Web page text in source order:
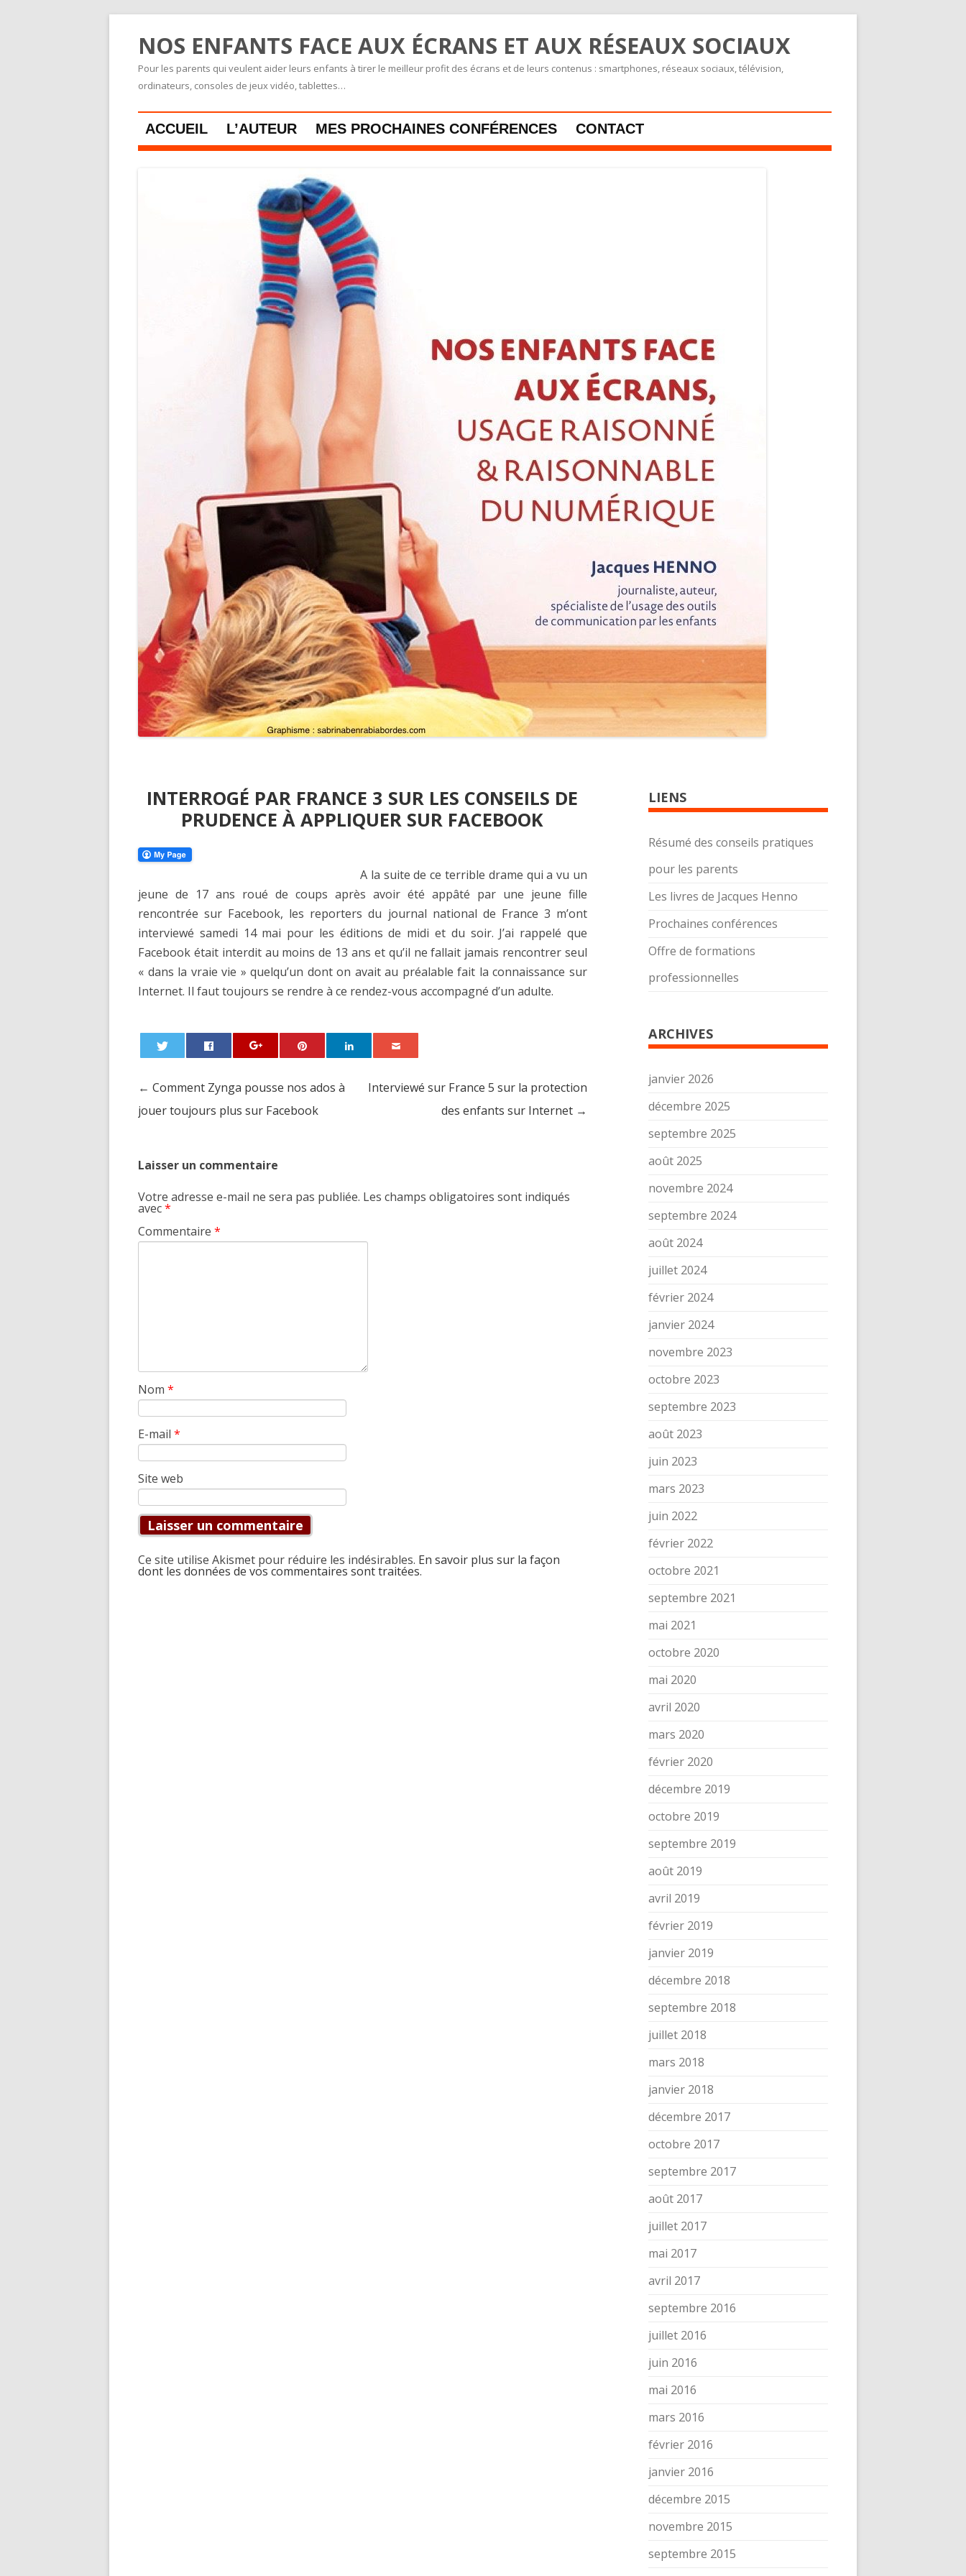
NOS ENFANTS FACE AUX ÉCRANS ET AUX RÉSEAUX SOCIAUX
Pour les parents qui veulent aider leurs enfants à tirer le meilleur profit des écrans et de leurs contenus : smartphones, réseaux sociaux, télévision,
ordinateurs, consoles de jeux vidéo, tablettes…
Skip to content
ACCUEIL L’AUTEUR MES PROCHAINES CONFÉRENCES CONTACT
INTERROGÉ PAR FRANCE 3 SUR LES CONSEILS DE
PRUDENCE À APPLIQUER SUR FACEBOOK
A la suite de ce terrible drame qui a vu un
jeune de 17 ans roué de coups après avoir été appâté par une jeune fille
rencontrée sur Facebook, les reporters du journal national de France 3 m’ont
interviewé samedi 14 mai pour les éditions de midi et du soir. J’ai rappelé que
Facebook était interdit au moins de 13 ans et qu’il ne fallait jamais rencontrer seul
« dans la vraie vie » quelqu’un dont on avait au préalable fait la connaissance sur
Internet. Il faut toujours se rendre à ce rendez-vous accompagné d’un adulte.
Post navigation
← Comment Zynga pousse nos ados à
jouer toujours plus sur Facebook
Interviewé sur France 5 sur la protection
des enfants sur Internet →
Laisser un commentaire
Votre adresse e-mail ne sera pas publiée. Les champs obligatoires sont indiqués
avec*
Commentaire *
Nom *
E-mail *
Site web
Ce site utilise Akismet pour réduire les indésirables. En savoir plus sur la façon
dont les données de vos commentaires sont traitées.
LIENS
Résumé des conseils pratiques
pour les parents
Les livres de Jacques Henno
Prochaines conférences
Offre de formations
professionnelles
ARCHIVES
janvier 2026
décembre 2025
septembre 2025
août 2025
novembre 2024
septembre 2024
août 2024
juillet 2024
février 2024
janvier 2024
novembre 2023
octobre 2023
septembre 2023
août 2023
juin 2023
mars 2023
juin 2022
février 2022
octobre 2021
septembre 2021
mai 2021
octobre 2020
mai 2020
avril 2020
mars 2020
février 2020
décembre 2019
octobre 2019
septembre 2019
août 2019
avril 2019
février 2019
janvier 2019
décembre 2018
septembre 2018
juillet 2018
mars 2018
janvier 2018
décembre 2017
octobre 2017
septembre 2017
août 2017
juillet 2017
mai 2017
avril 2017
septembre 2016
juillet 2016
juin 2016
mai 2016
mars 2016
février 2016
janvier 2016
décembre 2015
novembre 2015
septembre 2015